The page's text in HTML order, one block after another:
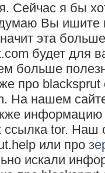
Сейчас я бы
Вы ишите
эта
будет для
больше
про
На нашем
информацию
ссылка tor. Наш
или про
искали